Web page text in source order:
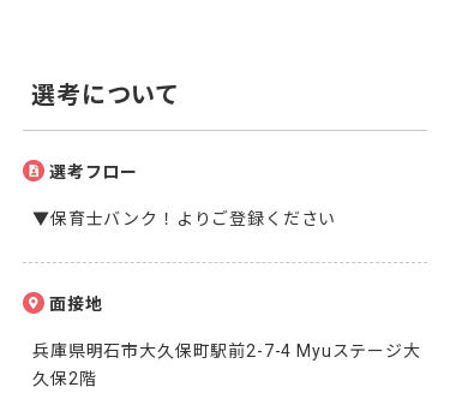
選考について
選考フロー
▼保育士バンク！よりご登録ください
面接地
兵庫県明石市大久保町駅前2-7-4 Myuステージ大
久保2階